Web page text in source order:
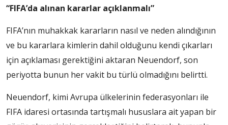
“FIFA’da alınan kararlar açıklanmalı”
FIFA’nın muhakkak kararların nasıl ve neden alındığının
ve bu kararlara kimlerin dahil olduğunu kendi çıkarları
için açıklaması gerektiğini aktaran Neuendorf, son
periyotta bunun her vakit bu türlü olmadığını belirtti.
Neuendorf, kimi Avrupa ülkelerinin federasyonları ile
FIFA idaresi ortasında tartışmalı hususlara ait yapan bir